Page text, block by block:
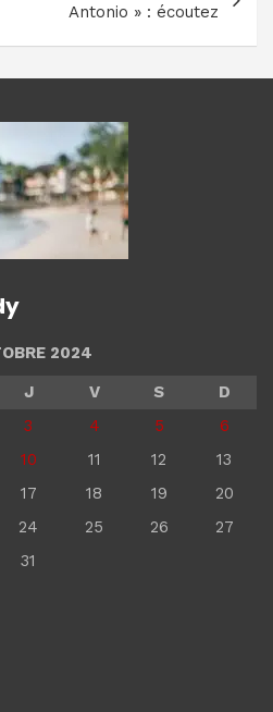
Antonio » : écoutez
2024
J V S
D
3 4 5
6
10 11 12
13
17 18 19
20
24 25 26
27
31